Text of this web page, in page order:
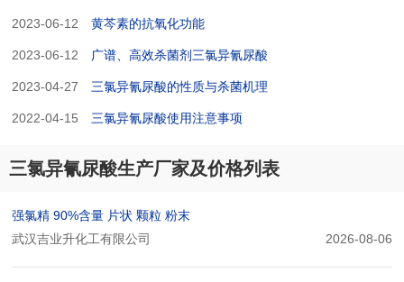
2023-06-12 黄芩素的抗氧化功能
2023-06-12 广谱、高效杀菌剂三氯异氰尿酸
2023-04-27 三氯异氰尿酸的性质与杀菌机理
2022-04-15 三氯异氰尿酸使用注意事项
三氯异氰尿酸生产厂家及价格列表
强氯精 90%含量 片状 颗粒 粉末
武汉吉业升化工有限公司
2026-08-06